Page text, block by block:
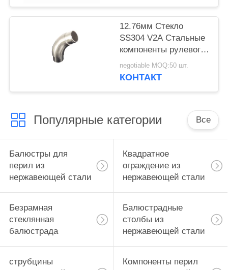
12.76мм Стекло
SS304 V2A Стальные
компоненты рулевого
колеса
negotiable MOQ:50 шт.
КОНТАКТ
Популярные категории Все
Балюстры для
перил из
нержавеющей стали
Квадратное
ограждение из
нержавеющей стали
Безрамная
стеклянная
балюстрада
Балюстрадные
столбы из
нержавеющей стали
струбцины
Компоненты перил